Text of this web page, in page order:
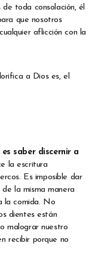
toda consolación, él
que nosotros
aflicción con la
a Dios es, el
es saber discernir a
la escritura
Es imposible dar
la misma manera
la comida. No
dientes están
malograr nuestro
recibir porque no